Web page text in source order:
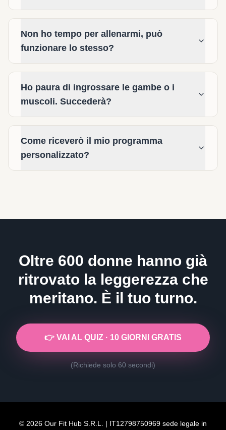
Non ho tempo per allenarmi, può
funzionare lo stesso?
Ho paura di ingrossare le gambe o i
muscoli. Succederà?
Come riceverò il mio programma
personalizzato?
Oltre 600 donne hanno già
ritrovato la leggerezza che
meritano. È il tuo turno.
👉 VAI AL QUIZ · 10 GIORNI GRATIS
(Richiede solo 60 secondi)
© 2026 Our Fit Hub S.R.L. | IT12798750969 sede legale in